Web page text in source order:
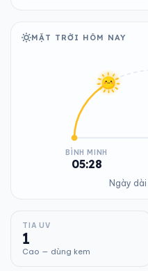
MẶT TRỜI HÔM NAY
BÌNH MINH
05:28
Ngày dài
TIA UV
1
Cao — dùng kem